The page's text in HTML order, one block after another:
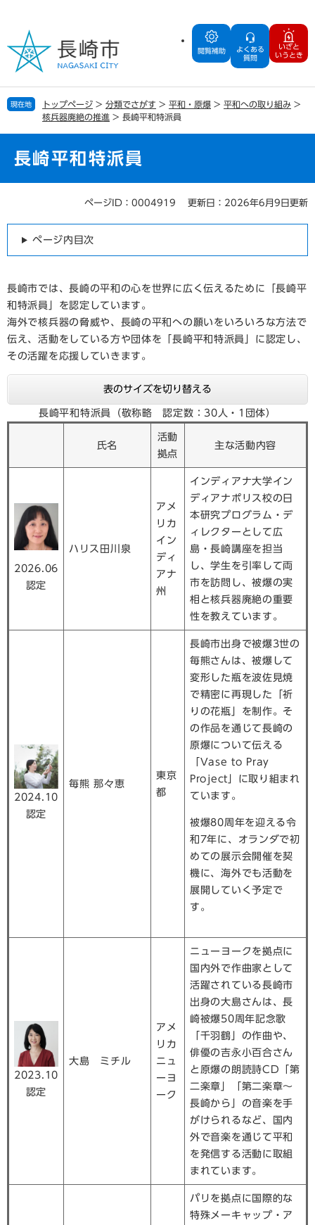
の
で
す
ー
ば
し
閲覧補助
よくある
質問
いざと
いうとき
現在地 トップページ > 分類でさがす > 平和・原爆 > 平和への取り組み >
核兵器廃絶の推進 > 長崎平和特派員
長崎平和特派員
ページID：0004919 更新日：2026年6月9日更新
ページ内目次
長崎市では、長崎の平和の心を世界に広く伝えるために「長崎平
和特派員」を認定しています。
海外で核兵器の脅威や、長崎の平和への願いをいろいろな方法で
伝え、活動をしている方や団体を「長崎平和特派員」に認定し、
その活躍を応援していきます。
表のサイズを切り替える
長崎平和特派員（敬称略 認定数：30人・1団体）
氏名
活動
拠点
主な活動内容
2026.06
認定
ハリス田川泉
アメ
リカ
イン
ディ
アナ
州
インディアナ大学イン
ディアナポリス校の日
本研究プログラム・デ
ィレクターとして広
島・長崎講座を担当
し、学生を引率して両
市を訪問し、被爆の実
相と核兵器廃絶の重要
性を教えています。
2024.10
認定
毎熊 那々恵
東京
都
長崎市出身で被爆3世の
毎熊さんは、被爆して
変形した瓶を波佐見焼
で精密に再現した「祈
りの花瓶」を制作。そ
の作品を通じて長崎の
原爆について伝える
「Vase to Pray
Project」に取り組まれ
ています。
被爆80周年を迎える令
和7年に、オランダで初
めての展示会開催を契
機に、海外でも活動を
展開していく予定で
す。
2023.10
認定
大島 ミチル
アメ
リカ
ニュ
ーヨ
ーク
ニューヨークを拠点に
国内外で作曲家として
活躍されている長崎市
出身の大島さんは、長
崎被爆50周年記念歌
「千羽鶴」の作曲や、
俳優の吉永小百合さん
と原爆の朗読詩CD「第
二楽章」「第二楽章〜
長崎から」の音楽を手
がけられるなど、国内
外で音楽を通じて平和
を発信する活動に取組
まれています。
パリを拠点に国際的な
特殊メーキャップ・ア